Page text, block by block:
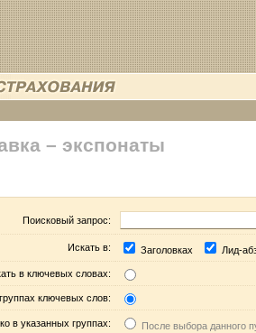
– экспонаты
Поисковый запрос:
Искать в: Заголовках Лид-
в ключевых словах:
ключевых слов:
в указанных группах: После выбора данного